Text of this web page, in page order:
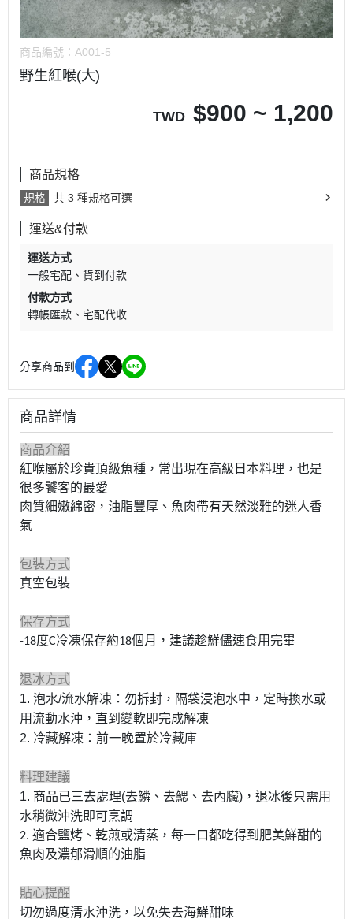
商品編號： A001-5
野生紅喉(大)
TWD $900 ~ 1,200
商品規格
規格 共 3 種規格可選
運送&付款
運送方式
一般宅配
貨到付款
付款方式
轉帳匯款
宅配代收
分享商品到
商品詳情
商品介紹
紅喉屬於珍貴頂級魚種，常出現在高級日本料理，也是
很多饕客的最愛
肉質細嫩綿密，油脂豐厚、魚肉帶有天然淡雅的迷人香
氣
包裝方式
真空包裝
保存方式
-18度C冷凍保存約18個月，建議趁鮮儘速食用完畢
退冰方式
1. 泡水/流水解凍：勿拆封，隔袋浸泡水中，定時換水或
用流動水沖，直到變軟即完成解凍
2. 冷藏解凍：前一晚置於冷藏庫
料理建議
1. 商品已三去處理(去鱗、去鰓、去內臟) ，退冰後只需用
水稍微沖洗即可烹調
2. 適合鹽烤、乾煎或清蒸，每一口都吃得到肥美鮮甜的
魚肉及濃郁滑順的油脂
貼心提醒
切勿過度清水沖洗，以免失去海鮮甜味